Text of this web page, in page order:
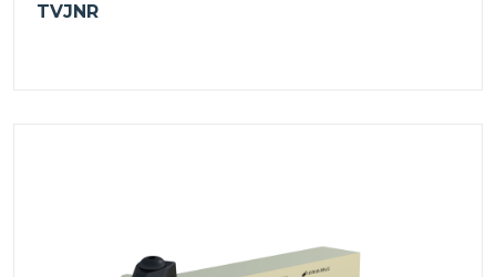
TVJNR